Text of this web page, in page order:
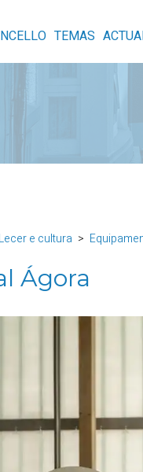
TEMAS
Lecer e cultura
Ágora